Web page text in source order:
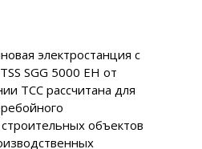
электростанция с
SGG 5000 EH от
ТСС рассчитана для
объектов